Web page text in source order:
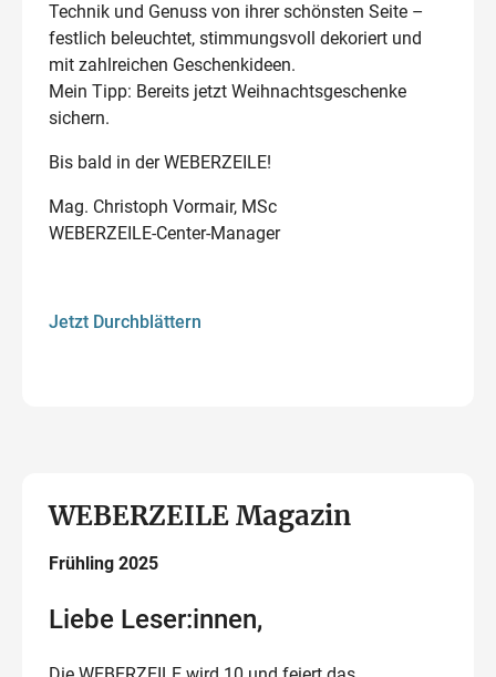
Technik und Genuss von ihrer schönsten Seite –
festlich beleuchtet, stimmungsvoll dekoriert und
mit zahlreichen Geschenkideen.
Mein Tipp: Bereits jetzt Weihnachtsgeschenke
sichern.
Bis bald in der WEBERZEILE!
Mag. Christoph Vormair, MSc
WEBERZEILE-Center-Manager
Jetzt Durchblättern
WEBERZEILE Magazin
Frühling 2025
Liebe Leser:innen,